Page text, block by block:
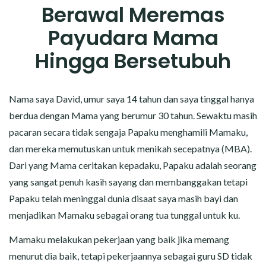
Berawal Meremas
Payudara Mama
Hingga Bersetubuh
Nama saya David, umur saya 14 tahun dan saya tinggal hanya
berdua dengan Mama yang berumur 30 tahun. Sewaktu masih
pacaran secara tidak sengaja Papaku menghamili Mamaku,
dan mereka memutuskan untuk menikah secepatnya (MBA).
Dari yang Mama ceritakan kepadaku, Papaku adalah seorang
yang sangat penuh kasih sayang dan membanggakan tetapi
Papaku telah meninggal dunia disaat saya masih bayi dan
menjadikan Mamaku sebagai orang tua tunggal untuk ku.
Mamaku melakukan pekerjaan yang baik jika memang
menurut dia baik, tetapi pekerjaannya sebagai guru SD tidak
CERITA HOT MAMA
CERITA TANTE SEXY
CARA NGIKLAN DI CERITAGILA.COM?